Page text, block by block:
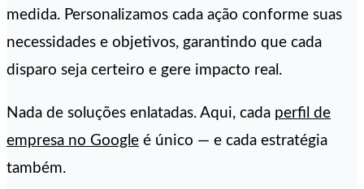
medida. Personalizamos cada ação conforme suas
necessidades e objetivos, garantindo que cada
disparo seja certeiro e gere impacto real.
Nada de soluções enlatadas. Aqui, cada perfil de
empresa no Google é único — e cada estratégia
também.